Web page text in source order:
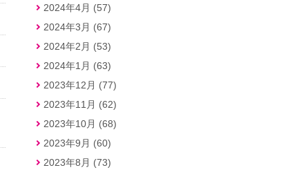
2024年4月 (57)
2024年3月 (67)
2024年2月 (53)
2024年1月 (63)
2023年12月 (77)
2023年11月 (62)
2023年10月 (68)
2023年9月 (60)
2023年8月 (73)